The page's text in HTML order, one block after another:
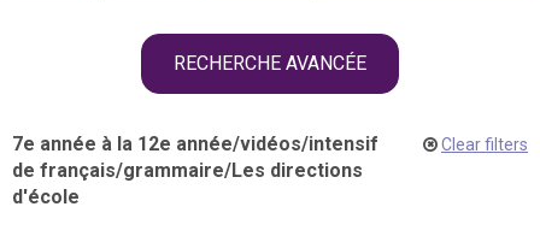
RECHERCHE AVANCÉE
7e année à la 12e année/vidéos/intensif
de français/grammaire/Les directions
d'école
Clear filters